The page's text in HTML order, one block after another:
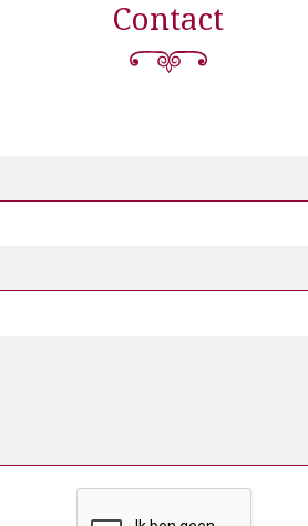
Contact